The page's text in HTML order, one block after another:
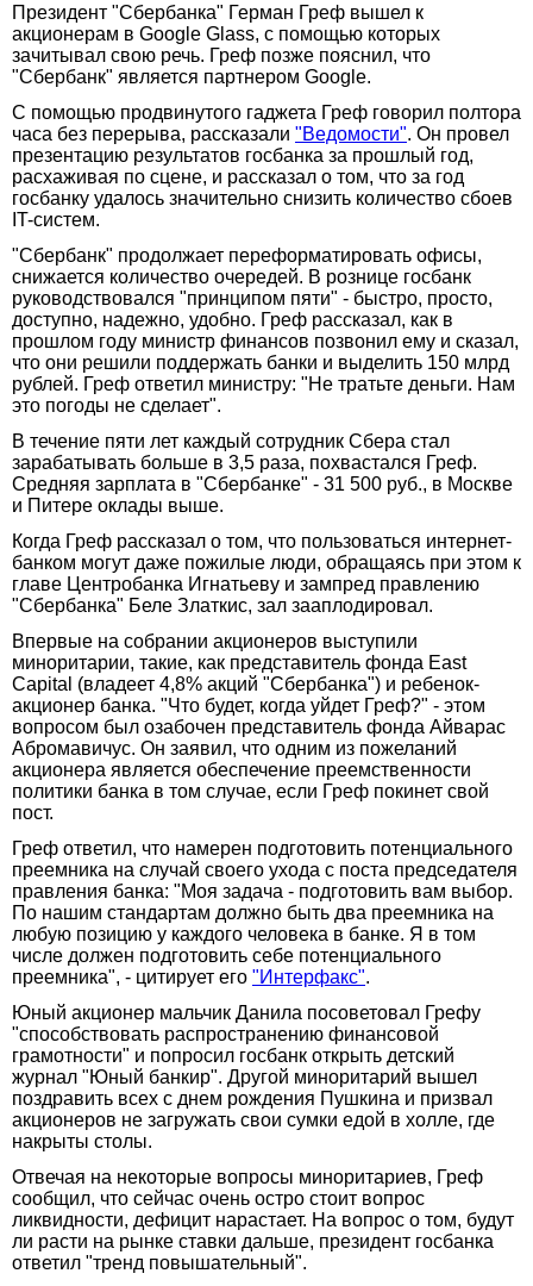
Президент "Сбербанка" Герман Греф вышел к
акционерам в Google Glass, с помощью которых
зачитывал свою речь. Греф позже пояснил, что
"Сбербанк" является партнером Google.
С помощью продвинутого гаджета Греф говорил полтора
часа без перерыва, рассказали "Ведомости". Он провел
презентацию результатов госбанка за прошлый год,
расхаживая по сцене, и рассказал о том, что за год
госбанку удалось значительно снизить количество сбоев
IT-систем.
"Сбербанк" продолжает переформатировать офисы,
снижается количество очередей. В рознице госбанк
руководствовался "принципом пяти" - быстро, просто,
доступно, надежно, удобно. Греф рассказал, как в
прошлом году министр финансов позвонил ему и сказал,
что они решили поддержать банки и выделить 150 млрд
рублей. Греф ответил министру: "Не тратьте деньги. Нам
это погоды не сделает".
В течение пяти лет каждый сотрудник Сбера стал
зарабатывать больше в 3,5 раза, похвастался Греф.
Средняя зарплата в "Сбербанке" - 31 500 руб., в Москве
и Питере оклады выше.
Когда Греф рассказал о том, что пользоваться интернет-
банком могут даже пожилые люди, обращаясь при этом к
главе Центробанка Игнатьеву и зампред правлению
"Сбербанка" Беле Златкис, зал зааплодировал.
Впервые на собрании акционеров выступили
миноритарии, такие, как представитель фонда East
Capital (владеет 4,8% акций "Сбербанка") и ребенок-
акционер банка. "Что будет, когда уйдет Греф?" - этом
вопросом был озабочен представитель фонда Айварас
Абромавичус. Он заявил, что одним из пожеланий
акционера является обеспечение преемственности
политики банка в том случае, если Греф покинет свой
пост.
Греф ответил, что намерен подготовить потенциального
преемника на случай своего ухода с поста председателя
правления банка: "Моя задача - подготовить вам выбор.
По нашим стандартам должно быть два преемника на
любую позицию у каждого человека в банке. Я в том
числе должен подготовить себе потенциального
преемника", - цитирует его "Интерфакс".
Юный акционер мальчик Данила посоветовал Грефу
"способствовать распространению финансовой
грамотности" и попросил госбанк открыть детский
журнал "Юный банкир". Другой миноритарий вышел
поздравить всех с днем рождения Пушкина и призвал
акционеров не загружать свои сумки едой в холле, где
накрыты столы.
Отвечая на некоторые вопросы миноритариев, Греф
сообщил, что сейчас очень остро стоит вопрос
ликвидности, дефицит нарастает. На вопрос о том, будут
ли расти на рынке ставки дальше, президент госбанка
ответил "тренд повышательный".